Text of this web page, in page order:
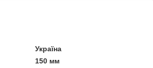
Україна
150 мм